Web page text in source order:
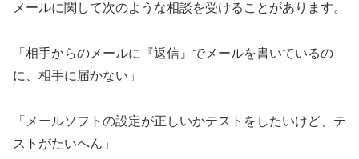
メールに関して次のような相談を受けることがあります。
「相手からのメールに『返信』でメールを書いているの
に、相手に届かない」
「メールソフトの設定が正しいかテストをしたいけど、テ
ストがたいへん」